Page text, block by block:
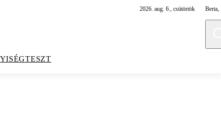
2026. aug. 6., csütörtök Berta,